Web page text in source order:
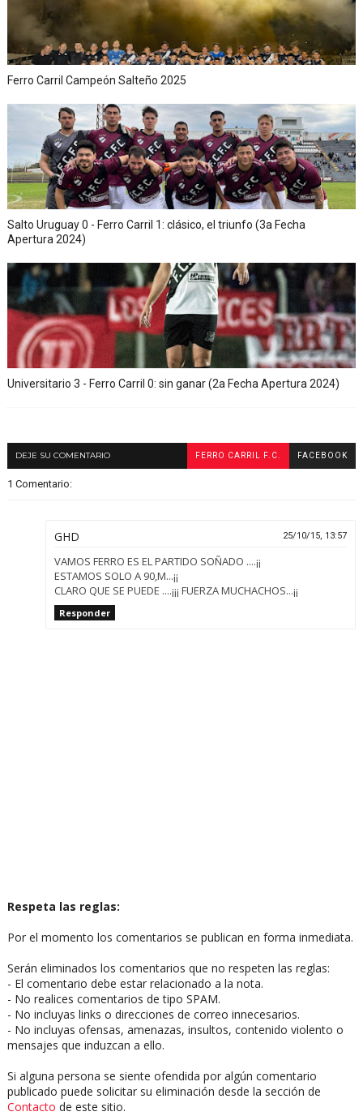
Ferro Carril Campeón Salteño 2025
Salto Uruguay 0 - Ferro Carril 1: clásico, el triunfo (3a Fecha
Apertura 2024)
Universitario 3 - Ferro Carril 0: sin ganar (2a Fecha Apertura 2024)
DEJE SU COMENTARIO FERRO CARRIL F.C. FACEBOOK
1 Comentario:
GHD 25/10/15, 13:57
VAMOS FERRO ES EL PARTIDO SOÑADO ....¡¡
ESTAMOS SOLO A 90,M...¡¡
CLARO QUE SE PUEDE ....¡¡¡ FUERZA MUCHACHOS...¡¡
Responder
Respeta las reglas:
Por el momento los comentarios se publican en forma inmediata.
Serán eliminados los comentarios que no respeten las reglas:
- El comentario debe estar relacionado a la nota.
- No realices comentarios de tipo SPAM.
- No incluyas links o direcciones de correo innecesarios.
- No incluyas ofensas, amenazas, insultos, contenido violento o
mensajes que induzcan a ello.
Si alguna persona se siente ofendida por algún comentario
publicado puede solicitar su eliminación desde la sección de
Contacto de este sitio.